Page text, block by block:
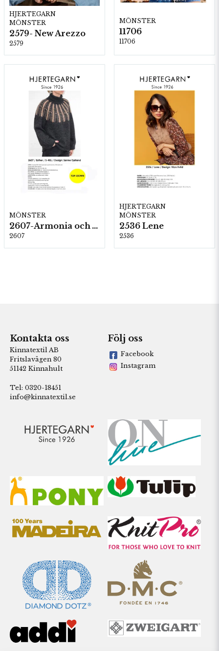
HJERTEGARN
MÖNSTER
2579- New Arezzo
2579
MÖNSTER
11706
11706
MÖNSTER
2607-Armonia och Alpaca 400
2607
HJERTEGARN
MÖNSTER
2536 Lene
2536
Kontakta oss
Kinnatextil AB
Fritslavägen 80
51142 Kinnahult
Tel: 0320-18451
info@kinnatextil.se
Följ oss
Facebook
Instagram